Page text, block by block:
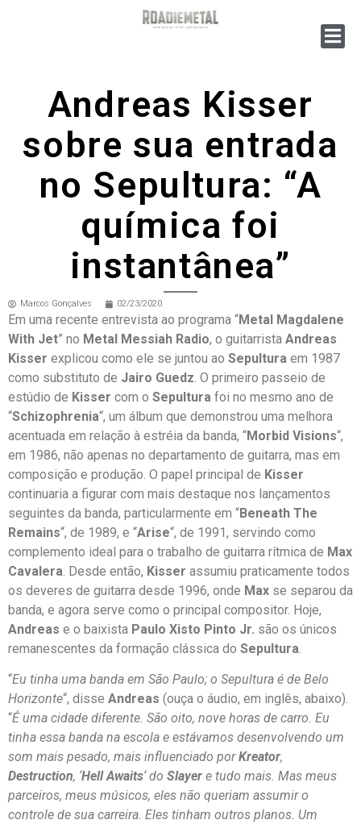
Andreas Kisser
sobre sua entrada
no Sepultura: “A
química foi
instantânea”
Marcos Gonçalves 02/23/2020
Em uma recente entrevista ao programa “Metal Magdalene
With Jet” no Metal Messiah Radio, o guitarrista Andreas
Kisser explicou como ele se juntou ao Sepultura em 1987
como substituto de Jairo Guedz. O primeiro passeio de
estúdio de Kisser com o Sepultura foi no mesmo ano de
“Schizophrenia“, um álbum que demonstrou uma melhora
acentuada em relação à estréia da banda, “Morbid Visions“,
em 1986, não apenas no departamento de guitarra, mas em
composição e produção. O papel principal de Kisser
continuaria a figurar com mais destaque nos lançamentos
seguintes da banda, particularmente em “Beneath The
Remains“, de 1989, e “Arise“, de 1991, servindo como
complemento ideal para o trabalho de guitarra rítmica de Max
Cavalera. Desde então, Kisser assumiu praticamente todos
os deveres de guitarra desde 1996, onde Max se separou da
banda, e agora serve como o principal compositor. Hoje,
Andreas e o baixista Paulo Xisto Pinto Jr. são os únicos
remanescentes da formação clássica do Sepultura.
“Eu tinha uma banda em São Paulo; o Sepultura é de Belo
Horizonte“, disse Andreas (ouça o áudio, em inglês, abaixo).
“É uma cidade diferente. São oito, nove horas de carro. Eu
tinha essa banda na escola e estávamos desenvolvendo um
som mais pesado, mais influenciado porKreator,
Destruction, ‘Hell Awaits‘ do Slayer e tudo mais. Mas meus
parceiros, meus músicos, eles não queriam assumir o
controle de sua carreira. Eles tinham outros planos. Um